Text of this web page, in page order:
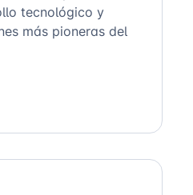
tecnológico y
más pioneras del